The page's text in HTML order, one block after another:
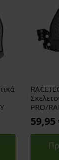
PRO/
59,95